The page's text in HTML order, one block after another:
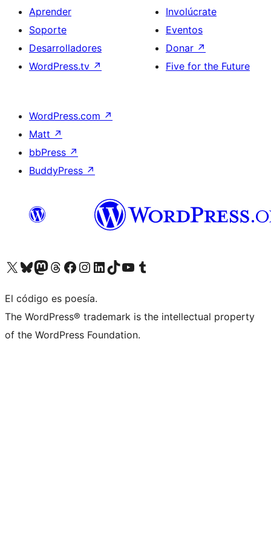
Aprender
Soporte
Desarrolladores
WordPress.tv ↗
Involúcrate
Eventos
Donar ↗
Five for the Future
WordPress.com ↗
Matt ↗
bbPress ↗
BuddyPress ↗
Visita nuestra cuenta de X (anteriormente Twitter)
Visita nuestra cuenta de Bluesky
Visita nuestra cuenta de Mastodon
Visita nuestra cuenta de Threads
Visita nuestra página de Facebook
Visita nuestra cuenta de Instagram
Visita nuestra cuenta de LinkedIn
Visita nuestra cuenta de TikTok
Visita nuestro canal de YouTube
Visita nuestra cuenta de Tumblr
El código es poesía.
The WordPress® trademark is the intellectual property
of the WordPress Foundation.